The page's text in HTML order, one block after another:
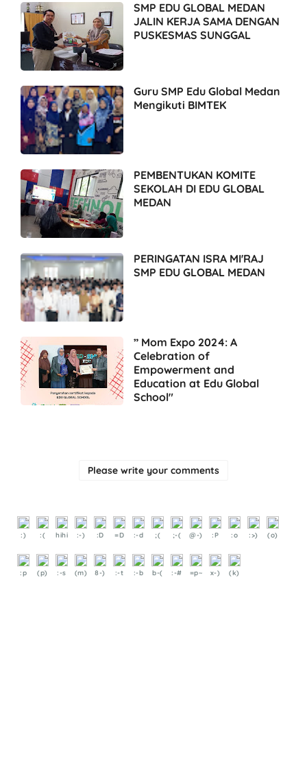
SMP EDU GLOBAL MEDAN
JALIN KERJA SAMA DENGAN
PUSKESMAS SUNGGAL
Guru SMP Edu Global Medan
Mengikuti BIMTEK
PEMBENTUKAN KOMITE
SEKOLAH DI EDU GLOBAL
MEDAN
PERINGATAN ISRA MI'RAJ
SMP EDU GLOBAL MEDAN
” Mom Expo 2024: A
Celebration of
Empowerment and
Education at Edu Global
School"
Please write your comments
:) :( hihi :-) :D =D :-d ;( ;-( @-) :P :o :>) (o)
:p (p) :-s (m) 8-) :-t :-b b-( :-# =p~ x-) (k)